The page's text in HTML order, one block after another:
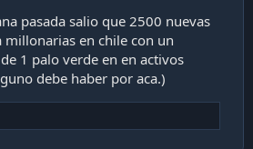
pasada salio que 2500 nuevas
millonarias en chile con un
1 palo verde en en activos
debe haber por aca.)